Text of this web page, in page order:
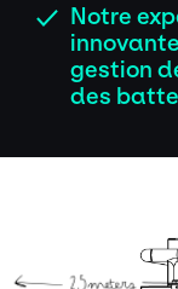
✓ Notre
gestion
des